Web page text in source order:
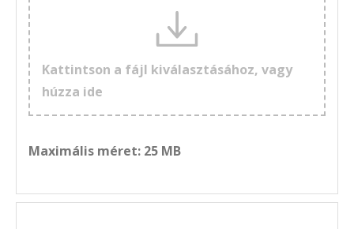
Kattintson a fájl kiválasztásához, vagy
húzza ide
Maximális méret: 25 MB